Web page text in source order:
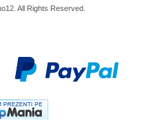
All Rights Reserved.